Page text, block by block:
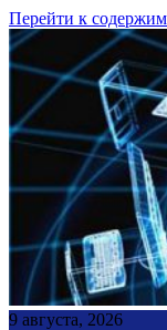
Перейти к
9 августа, 2026